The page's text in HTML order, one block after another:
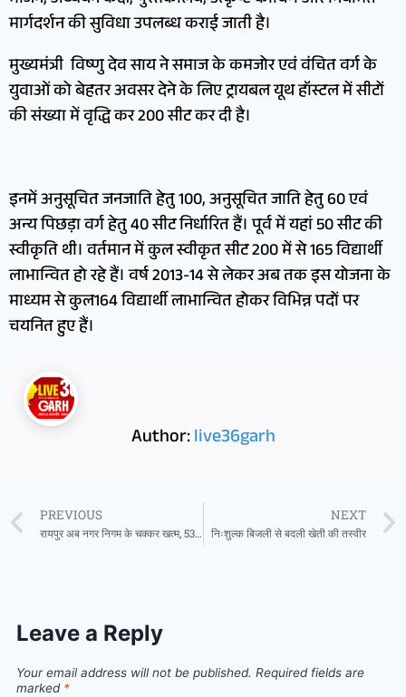
मार्गदर्शन की सुविधा उपलब्ध कराई जाती है।
मुख्यमंत्री विष्णु देव साय ने समाज के कमजोर एवं वंचित वर्ग के
युवाओं को बेहतर अवसर देने के लिए ट्रायबल यूथ हॉस्टल में सीटों
की संख्या में वृद्धि कर 200 सीट कर दी है।
इनमें अनुसूचित जनजाति हेतु 100, अनुसूचित जाति हेतु 60 एवं
अन्य पिछड़ा वर्ग हेतु 40 सीट निर्धारित हैं। पूर्व में यहां 50 सीट की
स्वीकृति थी। वर्तमान में कुल स्वीकृत सीट 200 में से 165 विद्यार्थी
लाभान्वित हो रहे हैं। वर्ष 2013-14 से लेकर अब तक इस योजना के
माध्यम से कुल164 विद्यार्थी लाभान्वित होकर विभिन्न पदों पर
चयनित हुए हैं।
Author:live36garh
PREVIOUS
रायपुर अब नगर निगम के चक्कर खत्म, 53 निकायों में ऑनलाइन जमा होगा संपत्तिकर
NEXT
निःशुल्क बिजली से बदली खेती की तस्वीर
Leave a Reply
Your email address will not be published. Required fields are
marked *